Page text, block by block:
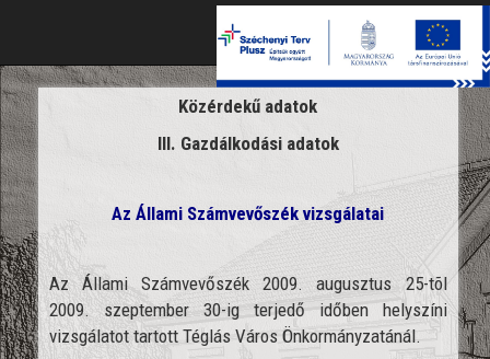
Közérdekű adatok
III. Gazdálkodási adatok
Az Állami Számvevőszék vizsgálatai
Az Állami Számvevőszék 2009. augusztus 25-tõl
2009. szeptember 30-ig terjedő időben helyszíni
vizsgálatot tartott Téglás Város Önkormányzatánál.